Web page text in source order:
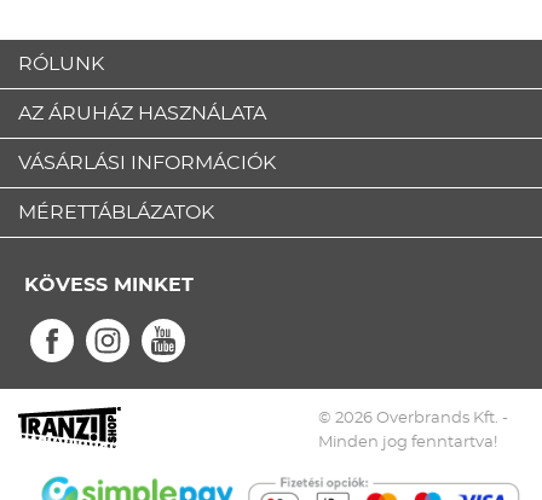
RÓLUNK
AZ ÁRUHÁZ HASZNÁLATA
VÁSÁRLÁSI INFORMÁCIÓK
MÉRETTÁBLÁZATOK
KÖVESS MINKET
© 2026 Overbrands Kft. -
Minden jog fenntartva!